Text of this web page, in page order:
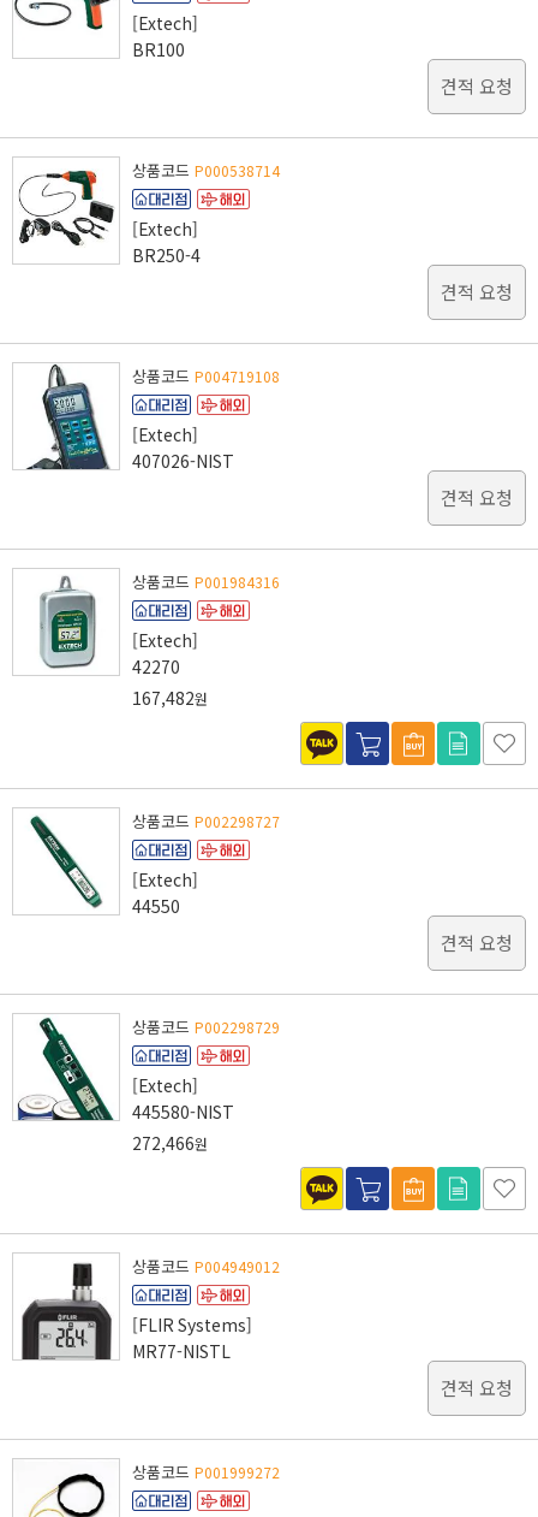
[Extech]
BR100
견적 요청
상품코드 P000538714
[Extech]
BR250-4
견적 요청
상품코드 P004719108
[Extech]
407026-NIST
견적 요청
상품코드 P001984316
[Extech]
42270
167,482원
상품코드 P002298727
[Extech]
44550
견적 요청
상품코드 P002298729
[Extech]
445580-NIST
272,466원
상품코드 P004949012
[FLIR Systems]
MR77-NISTL
견적 요청
상품코드 P001999272